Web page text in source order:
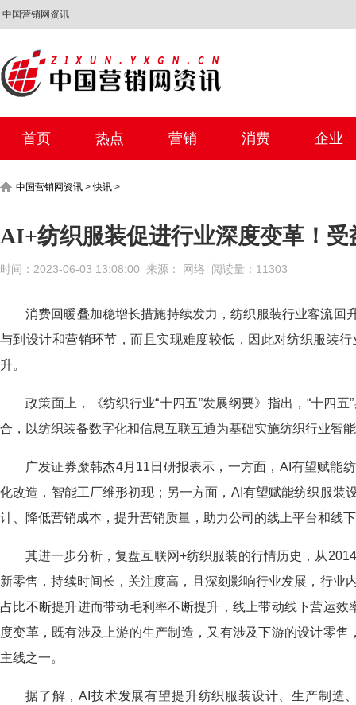
中国营销网资讯
首页 热点 营销 消费 企业
中国营销网资讯 >快讯 >
AI+纺织服装促进行业深度变革！
时间：2023-06-03 13:08:00 来源： 网络 阅读量：11303
消费回暖叠加稳增长措施持续发力，纺织服装行业客流回
与到设计和营销环节，而且实现难度较低，因此对纺织服装
升。
政策面上，《纺织行业“十四五”发展纲要》指出，“十四
合，以纺织装备数字化和信息互联互通为基础实施纺织行业智
广发证券糜韩杰4月11日研报表示，一方面，AI有望赋能
化改造，智能工厂维形初现；另一方面，AI有望赋能纺织服装
计、降低营销成本，提升营销质量，助力公司的线上平台和线
其进一步分析，复盘互联网+纺织服装的行情历史，从
新零售，持续时间长，关注度高，且深刻影响行业发展，行业
占比不断提升进而带动毛利率不断提升，线上带动线下营运
度变革，既有涉及上游的生产制造，又有涉及下游的设计零
主线之一。
据了解，AI技术发展有望提升纺织服装设计、生产制造